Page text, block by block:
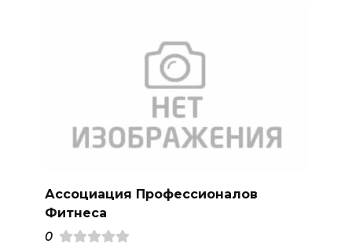
Ассоциация Профессионалов
Фитнеса
0